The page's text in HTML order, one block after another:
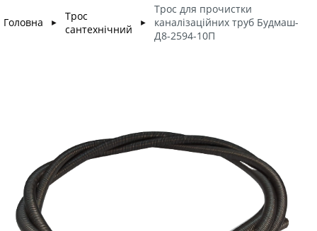
Головна ►
Трос
сантехнічний
►
Трос для прочистки
каналізаційних труб Будмаш-
Д8-2594-10П